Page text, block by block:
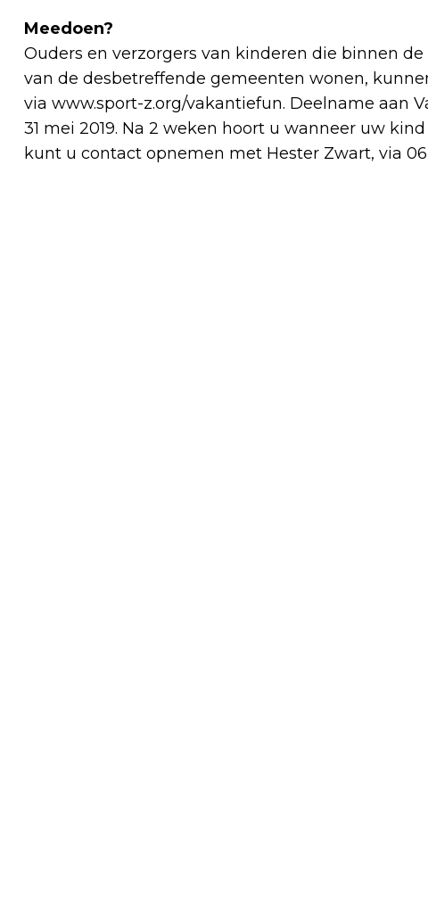
Meedoen?
Ouders en verzorgers van kinderen die binnen
van de desbetreffende gemeenten wonen,
via www.sport-z.org/vakantiefun. Deelname aan
31 mei 2019. Na 2 weken hoort u wanneer uw
kunt u contact opnemen met Hester Zwart, via